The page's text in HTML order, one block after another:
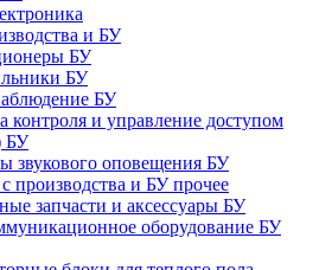
и БУ
БУ
БУ
БУ
контроля и управление доступом
БУ
звукового оповещения БУ
производства и БУ прочее
запчасти и аксессуары БУ
оборудование БУ